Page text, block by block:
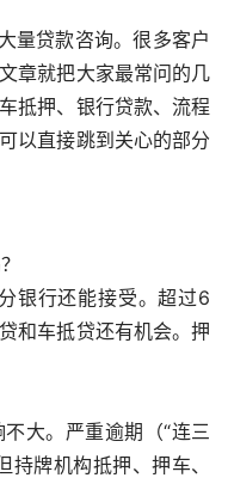
量贷款咨询。很多客户
章就把大家最常问的几
抵押、银行贷款、流程
以直接跳到关心的部分
银行还能接受。超过6
和车抵贷还有机会。押
大。严重逾期（“连三
牌机构抵押、押车、